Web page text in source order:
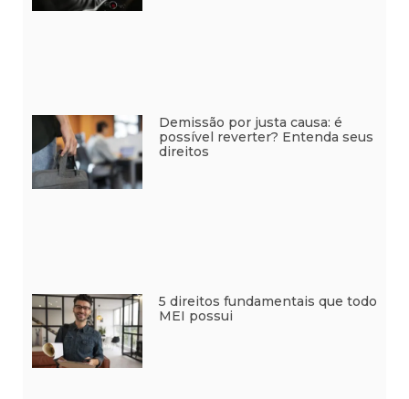
Demissão por justa causa: é
possível reverter? Entenda seus
direitos
5 direitos fundamentais que todo
MEI possui